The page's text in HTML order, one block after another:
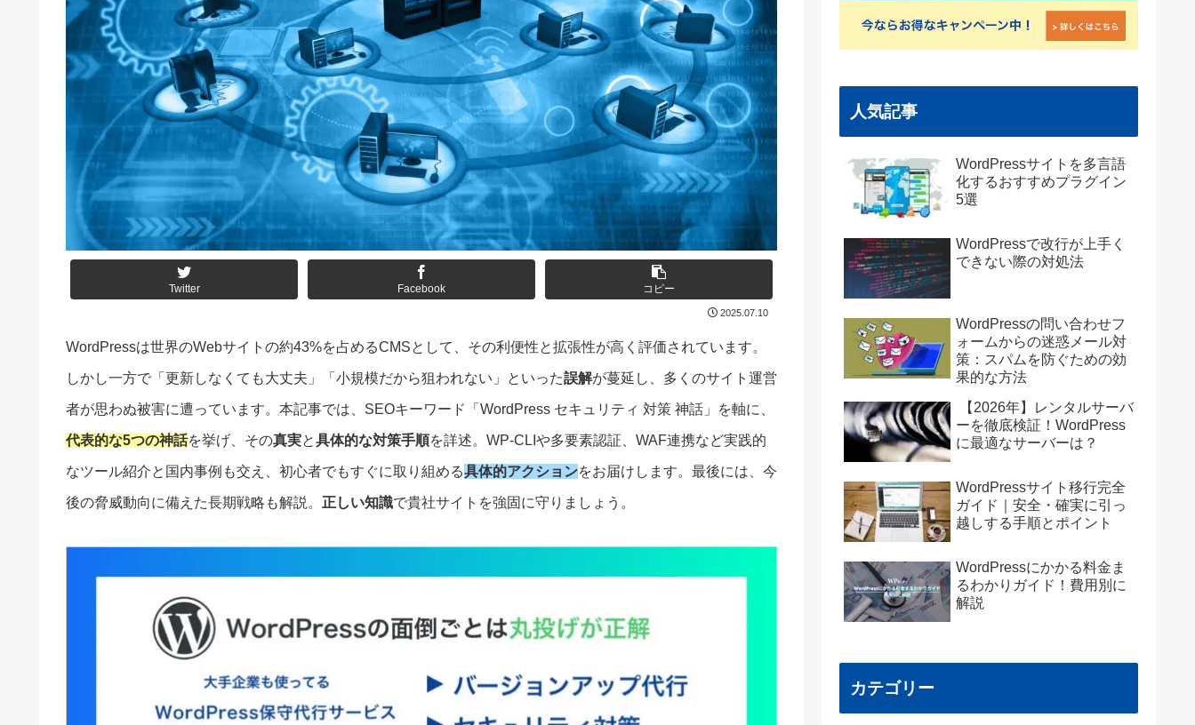
Twitter Facebook コピー
2025.07.10
WordPressは世界のWebサイトの約43%を占めるCMSとして、その利便性と拡張性が高く評価されています。
しかし一方で「更新しなくても大丈夫」「小規模だから狙われない」といった誤解が蔓延し、多くのサイト運営
者が思わぬ被害に遭っています。本記事では、SEOキーワード「WordPress セキュリティ 対策 神話」を軸に、
代表的な5つの神話を挙げ、その真実と具体的な対策手順を詳述。WP-CLIや多要素認証、WAF連携など実践的
なツール紹介と国内事例も交え、初心者でもすぐに取り組める具体的アクションをお届けします。最後には、今
後の脅威動向に備えた長期戦略も解説。 正しい知識で貴社サイトを強固に守りましょう。
人気記事
WordPressサイトを多言語
化するおすすめプラグイン
5選
WordPressで改行が上手く
できない際の対処法
WordPressの問い合わせフ
ォームからの迷惑メール対
策：スパムを防ぐための効
果的な方法
【2026年】レンタルサーバ
ーを徹底検証！WordPress
に最適なサーバーは？
WordPressサイト移行完全
ガイド｜安全・確実に引っ
越しする手順とポイント
WordPressにかかる料金ま
るわかりガイド！費用別に
解説
カテゴリー